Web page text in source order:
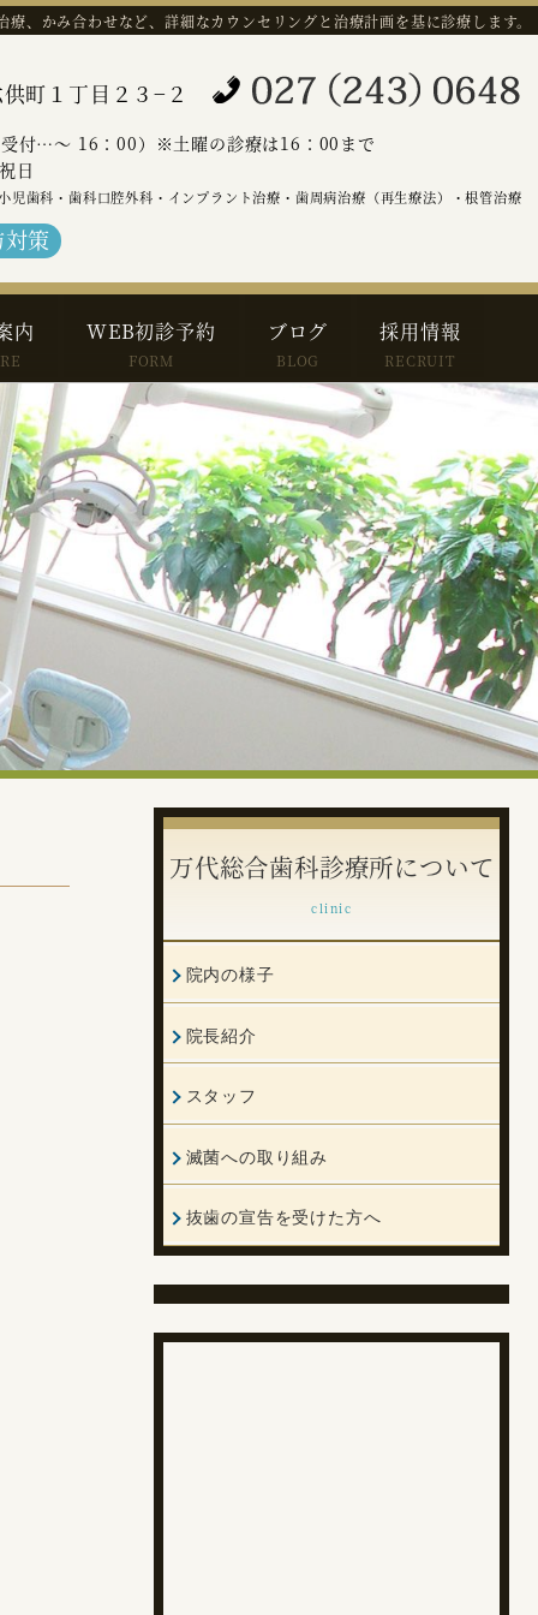
、かみ合わせなど、詳細なカウンセリングと治療計画を基に診療します。
町１丁目２３−２
付…～ 16：00）※土曜の診療は16：00まで
日
児歯科・歯科口腔外科・インプラント治療・歯周病治療（再生療法）・根管治療
策
内 WEB初診予約
FORM
ブログ
BLOG
採用情報
RECRUIT
万代総合歯科診療所について
clinic
院内の様子
院長紹介
スタッフ
滅菌への取り組み
抜歯の宣告を受けた方へ